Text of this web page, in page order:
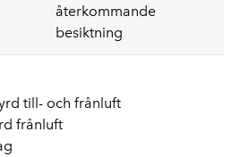
återkommande
besiktning
till- och frånluft
frånluft